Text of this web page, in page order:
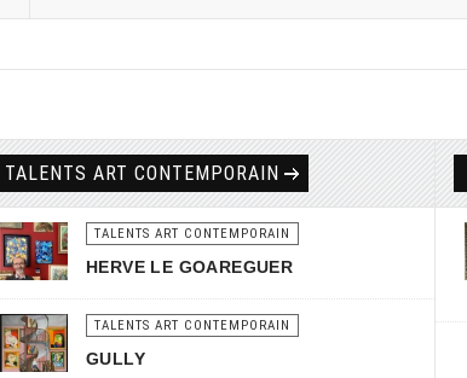
TALENTS ART CONTEMPORAIN
TALENTS ART CONTEMPORAIN
HERVE LE GOAREGUER
TALENTS ART CONTEMPORAIN
GULLY